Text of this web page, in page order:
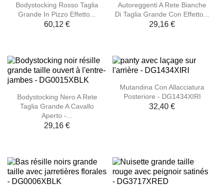
Bodystocking Rosso Taglia
Grande In Pizzo Effetto...
60,12 €
Autoreggenti A Rete Bianche
Di Taglia Grande Con Effetto...
29,16 €
Bodystocking Nero A Rete
Taglia Grande A Cavallo
Aperto -...
29,16 €
Mutandina Con Allacciatura
Posteriore - DG1434XIRI
32,40 €